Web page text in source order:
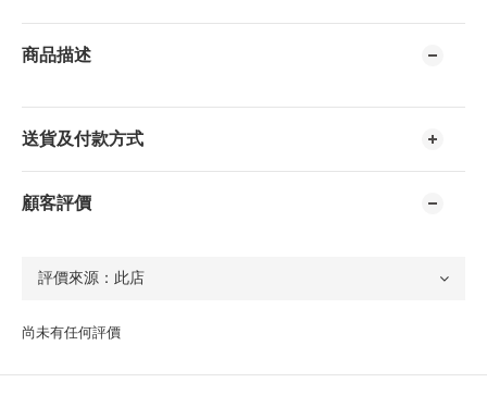
商品描述
送貨及付款方式
顧客評價
尚未有任何評價